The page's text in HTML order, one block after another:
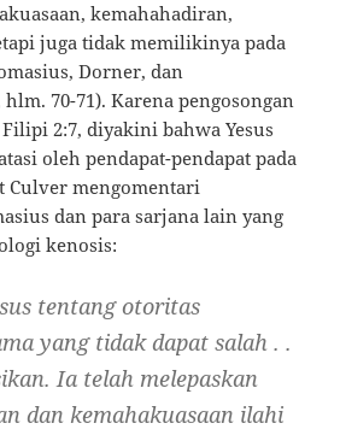
kemahahadiran,
juga tidak memilikinya pada
Dorner, dan
70-71). Karena pengosongan
2:7, diyakini bahwa Yesus
oleh pendapat-pendapat pada
Culver mengomentari
dan para sarjana lain yang
kenosis:
tentang otoritas
yang tidak dapat salah . .
Ia telah melepaskan
dan kemahakuasaan ilahi